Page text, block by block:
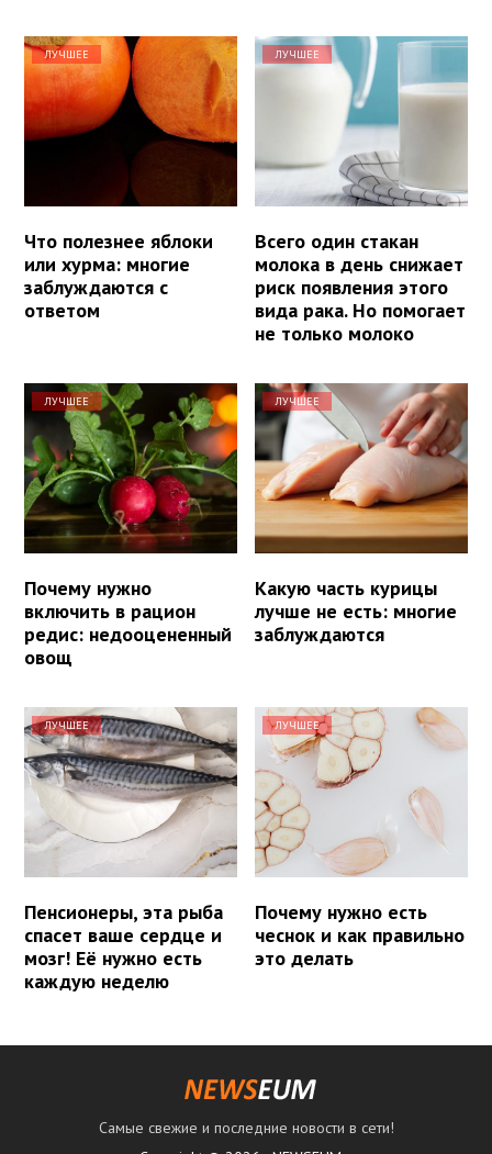
ЛУЧШЕЕ
Что полезнее яблоки
или хурма: многие
заблуждаются с
ответом
ЛУЧШЕЕ
Всего один стакан
молока в день снижает
риск появления этого
вида рака. Но помогает
не только молоко
ЛУЧШЕЕ
Почему нужно
включить в рацион
редис: недооцененный
овощ
ЛУЧШЕЕ
Какую часть курицы
лучше не есть: многие
заблуждаются
ЛУЧШЕЕ
Пенсионеры, эта рыба
спасет ваше сердце и
мозг! Её нужно есть
каждую неделю
ЛУЧШЕЕ
Почему нужно есть
чеснок и как правильно
это делать
Самые свежие и последние новости в сети!